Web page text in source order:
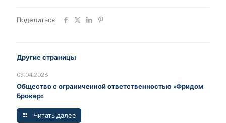
Поделиться
Другие страницы
03.04.2026
Общество с ограниченной ответственностью «Фридом
Брокер»
Читать далее